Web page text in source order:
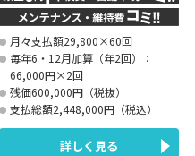
月々支払額29,800×60回
毎年6・12月加算（年2回）：
66,000円×2回
残価600,000円（税抜）
支払総額2,448,000円（税込）
詳しく見る